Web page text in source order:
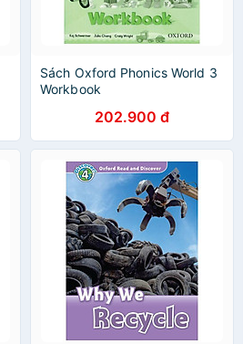
Sách Oxford Phonics World 3
Workbook
202.900 đ